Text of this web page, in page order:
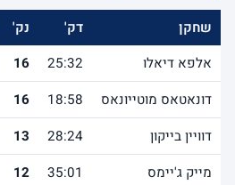
שחקן דק' נק'
אלפא דיאלו
25:32
16
דונאטאס מוטייונאס
18:58
16
דוויין בייקון
28:24
13
מייק ג'יימס
35:01
12